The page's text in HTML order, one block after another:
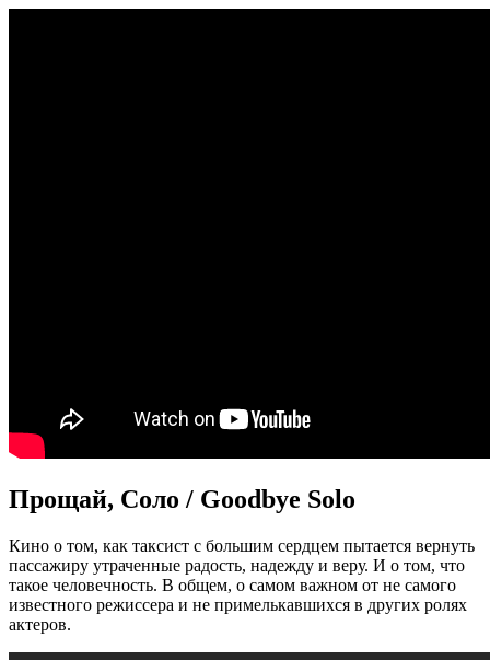
Прощай, Соло / Goodbye Solo
Кино о том, как таксист с большим сердцем пытается вернуть
пассажиру утраченные радость, надежду и веру. И о том, что
такое человечность. В общем, о самом важном от не самого
известного режиссера и не примелькавшихся в других ролях
актеров.